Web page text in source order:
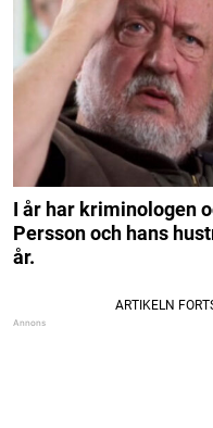
I år har kriminologen
Persson och hans
år.